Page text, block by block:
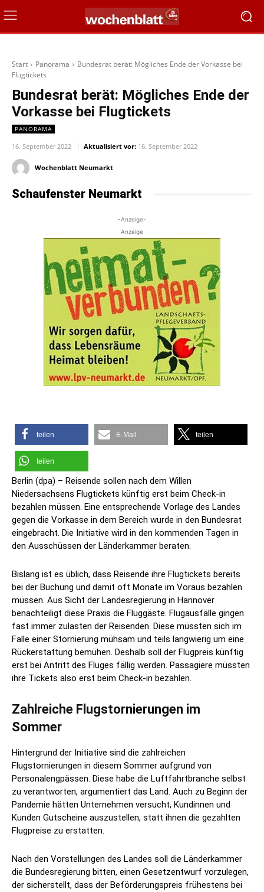
Start Panorama
Bundesrat berät: Mögliches Ende der Vorkasse bei
Flugtickets
Bundesrat berät: Mögliches Ende der
Vorkasse bei Flugtickets
PANORAMA
16. September 2022 Aktualisiert vor: 16. September 2022
Wochenblatt Neumarkt
Schaufenster Neumarkt
-Anzeige-
Anzeige
teilen E-Mail teilen
teilen
Berlin (dpa) – Reisende sollen nach dem Willen
Niedersachsens Flugtickets künftig erst beim Check-in
bezahlen müssen. Eine entsprechende Vorlage des Landes
gegen die Vorkasse in dem Bereich wurde in den Bundesrat
eingebracht. Die Initiative wird in den kommenden Tagen in
den Ausschüssen der Länderkammer beraten.
Bislang ist es üblich, dass Reisende ihre Flugtickets bereits
bei der Buchung und damit oft Monate im Voraus bezahlen
müssen. Aus Sicht der Landesregierung in Hannover
benachteiligt diese Praxis die Fluggäste. Flugausfälle gingen
fast immer zulasten der Reisenden. Diese müssten sich im
Falle einer Stornierung mühsam und teils langwierig um eine
Rückerstattung bemühen. Deshalb soll der Flugpreis künftig
erst bei Antritt des Fluges fällig werden. Passagiere müssten
ihre Tickets also erst beim Check-in bezahlen.
Zahlreiche Flugstornierungen im
Sommer
Hintergrund der Initiative sind die zahlreichen
Flugstornierungen in diesem Sommer aufgrund von
Personalengpässen. Diese habe die Luftfahrtbranche selbst
zu verantworten, argumentiert das Land. Auch zu Beginn der
Pandemie hätten Unternehmen versucht, Kundinnen und
Kunden Gutscheine auszustellen, statt ihnen die gezahlten
Flugpreise zu erstatten.
Nach den Vorstellungen des Landes soll die Länderkammer
die Bundesregierung bitten, einen Gesetzentwurf vorzulegen,
der sicherstellt, dass der Beförderungspreis frühestens bei